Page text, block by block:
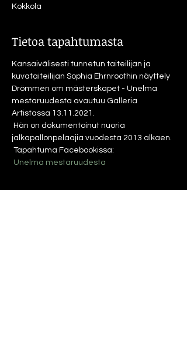
Kokkola
Tietoa tapahtumasta
Kansaivälisesti tunnetun taiteilijan ja
kuvataiteilijan Sophia Ehrnroothin näyttely
Drömmen om mästerskapet - Unelma
mestaruudesta avautuu Galleria
Artistassa 13.11.2021.
jalkapallonpelaajia vuodesta 2013 alkaen.
Tapahtuma Facebookissa:
Unelma mestaruudesta